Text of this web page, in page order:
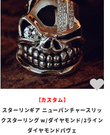
【カスタム】
スターリンギア ニューパンチャースリッ
クスターリング w/ダイヤモンド/2ライン
ダイヤモンドパヴェ